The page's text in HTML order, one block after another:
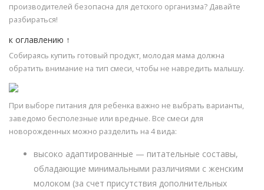
производителей безопасна для детского организма? Давайте
разбираться!
к оглавлению ↑
Собираясь купить готовый продукт, молодая мама должна
обратить внимание на тип смеси, чтобы не навредить малышу.
При выборе питания для ребенка важно не выбрать варианты,
заведомо бесполезные или вредные. Все смеси для
новорожденных можно разделить на 4 вида:
высоко адаптированные — питательные составы,
обладающие минимальными различиями с женским
молоком (за счет присутствия дополнительных